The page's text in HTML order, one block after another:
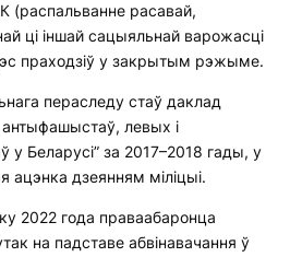
(распальванне расавай,
ці іншай сацыяльнай варожасці
праходзіў у закрытым рэжыме.
пераследу стаў даклад
антыфашыстаў, левых і
у Беларусі” за 2017–2018 гады, у
ацэнка дзеянням міліцыі.
2022 года праваабаронца
на падставе абвінавачання ў